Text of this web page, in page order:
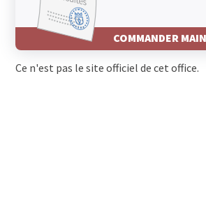
COMMANDER
Ce n'est pas le site officiel de cet office.